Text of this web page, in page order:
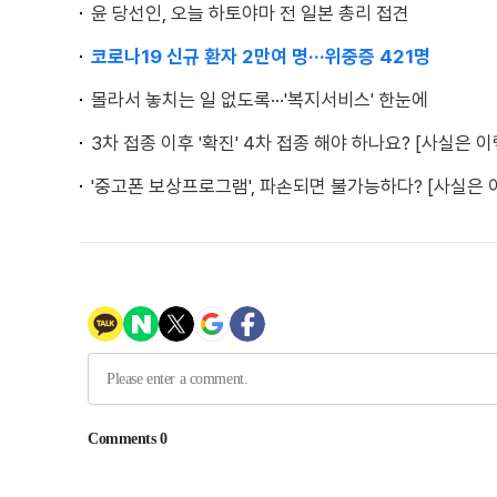
윤 당선인, 오늘 하토야마 전 일본 총리 접견
코로나19 신규 환자 2만여 명···위중증 421명
몰라서 놓치는 일 없도록···'복지서비스' 한눈에
3차 접종 이후 '확진' 4차 접종 해야 하나요? [사실은 이
'중고폰 보상프로그램', 파손되면 불가능하다? [사실은